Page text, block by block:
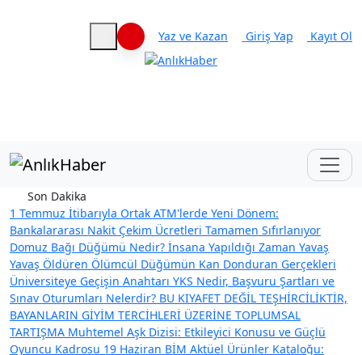
Haberleri keşfet
Yaz ve Kazan Giriş Yap Kayıt Ol
Son Dakika
1 Temmuz İtibarıyla Ortak ATM'lerde Yeni Dönem:
Bankalararası Nakit Çekim Ücretleri Tamamen Sıfırlanıyor
Domuz Bağı Düğümü Nedir? İnsana Yapıldığı Zaman Yavaş
Yavaş Öldüren Ölümcül Düğümün Kan Donduran Gerçekleri
Üniversiteye Geçişin Anahtarı YKS Nedir, Başvuru Şartları ve
Sınav Oturumları Nelerdir? BU KIYAFET DEĞİL TEŞHİRCİLİKTİR,
BAYANLARIN GİYİM TERCİHLERİ ÜZERİNE TOPLUMSAL
TARTIŞMA Muhtemel Aşk Dizisi: Etkileyici Konusu ve Güçlü
Oyuncu Kadrosu 19 Haziran BİM Aktüel Ürünler Kataloğu: